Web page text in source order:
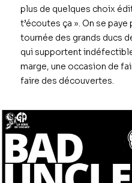
plus de quelques choix
t’écoutes ça ». On se
tournée des grands ducs
qui supportent
marge, une occasion de
faire des découvertes.